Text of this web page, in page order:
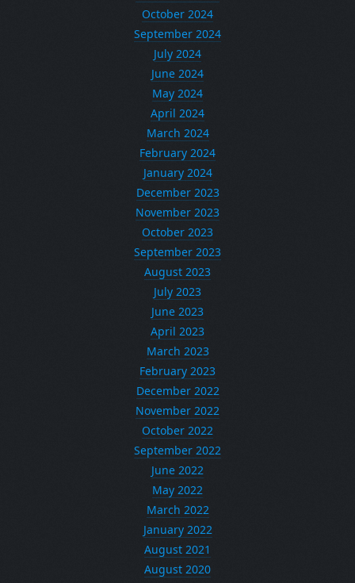
October 2024
September 2024
July 2024
June 2024
May 2024
April 2024
March 2024
February 2024
January 2024
December 2023
November 2023
October 2023
September 2023
August 2023
July 2023
June 2023
April 2023
March 2023
February 2023
December 2022
November 2022
October 2022
September 2022
June 2022
May 2022
March 2022
January 2022
August 2021
August 2020